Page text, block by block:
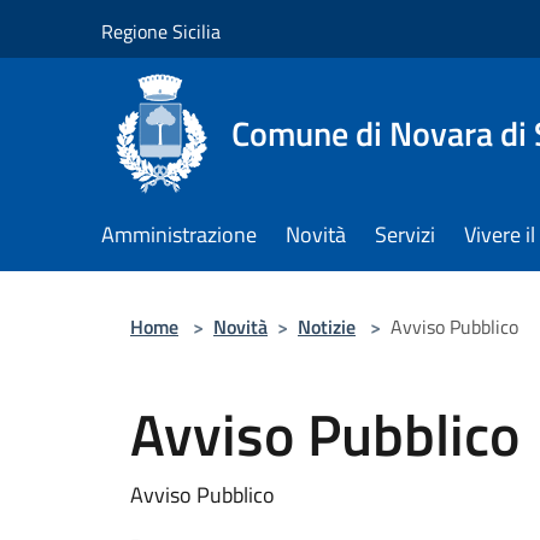
Regione Sicilia
Comune di Novara di
Amministrazione Novità Servizi Vivere
Home > Novità > Notizie > Avviso Pubblico
Avviso Pubblico
Avviso Pubblico